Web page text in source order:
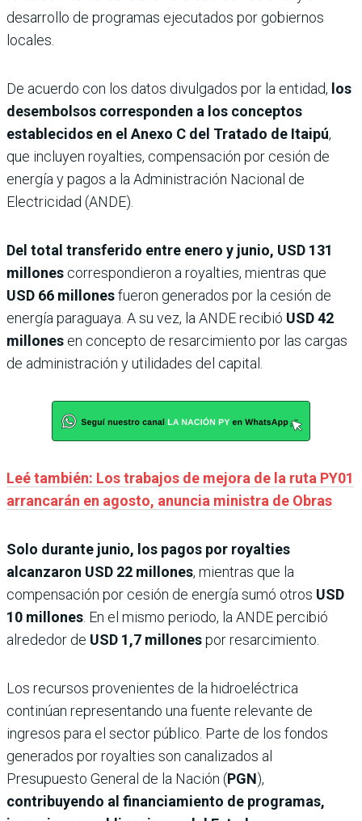
desarrollo de programas ejecutados por gobiernos
locales.
De acuerdo con los datos divulgados por la entidad, los
desembolsos corresponden a los conceptos
establecidos en el Anexo C del Tratado de Itaipú,
que incluyen royalties, compensación por cesión de
energía y pagos a la Administración Nacional de
Electricidad (ANDE).
Del total transferido entre enero y junio, USD 131
millones correspondieron a royalties, mientras que
USD 66 millonesfueron generados por la cesión de
energía paraguaya. A su vez, la ANDE recibió USD 42
millones en concepto de resarcimiento por las cargas
de administración y utilidades del capital.
Leé también: Los trabajos de mejora de la ruta PY01
arrancarán en agosto, anuncia ministra de Obras
Solo durante junio, los pagos por royalties
alcanzaron USD 22 millones, mientras que la
compensación por cesión de energía sumó otros USD
10 millones . En el mismo periodo, la ANDE percibió
alrededor de USD 1,7 millonespor resarcimiento.
Los recursos provenientes de la hidroeléctrica
continúan representando una fuente relevante de
ingresos para el sector público. Parte de los fondos
generados por royalties son canalizados al
Presupuesto General de la Nación (PGN),
contribuyendo al financiamiento de programas,